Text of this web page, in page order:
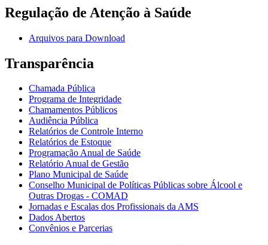
Regulação de Atenção à Saúde
Arquivos para Download
Transparência
Chamada Pública
Programa de Integridade
Chamamentos Públicos
Audiência Pública
Relatórios de Controle Interno
Relatórios de Estoque
Programação Anual de Saúde
Relatório Anual de Gestão
Plano Municipal de Saúde
Conselho Municipal de Políticas Públicas sobre Álcool e
Outras Drogas - COMAD
Jornadas e Escalas dos Profissionais da AMS
Dados Abertos
Convênios e Parcerias